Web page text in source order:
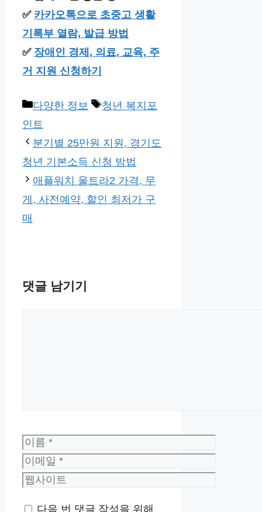
✅ 카카오톡으로 초중고 생활
기록부 열람, 발급 방법
✅ 장애인 경제, 의료, 교육, 주
거 지원 신청하기
카
테
고
리
다양한 정보
태
청년 복지포
인트
분기별 25만원 지원, 경기도
청년 기본소득 신청 방법
애플워치 울트라2 가격, 무
게, 사전예약, 할인 최저가 구
매
댓글 남기기
이
름
이
메
웹
다음 번 댓글 작성을 위해